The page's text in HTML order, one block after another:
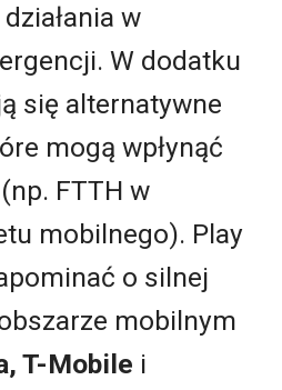
w
W dodatku
się alternatywne
mogą wpłynąć
FTTH w
mobilnego). Play
o silnej
mobilnym
T-Mobile i